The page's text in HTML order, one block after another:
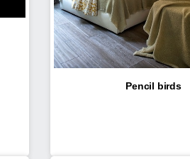
Pencil birds